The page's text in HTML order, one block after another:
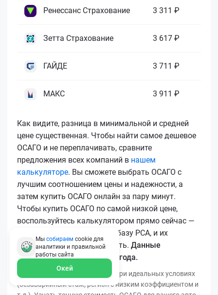
Ренессанс Страхование 3 311 ₽
Зетта Страхование 3 617 ₽
ГАЙДЕ 3 711 ₽
МАКС 3 911 ₽
Как видите, разница в минимальной и средней
цене существенная. Чтобы найти самое дешевое
ОСАГО и не переплачивать, сравните
предложения всех компаний в нашем
калькуляторе. Вы сможете выбрать ОСАГО с
лучшим соотношением цены и надежности, а
затем купить ОСАГО онлайн за пару минут.
Чтобы купить ОСАГО по самой низкой цене,
воспользуйтесь калькулятором прямо сейчас —
все полисы загружаются в базу РСА, и их
подлинность легко проверить. Данные
актуальны для марта 2026 года.
*Минимальная цена получена при идеальных условиях
(безаварийный стаж, регион с низким коэффициентом и
Мы собираем cookie для
аналитики и правильной
работы сайта
Окей